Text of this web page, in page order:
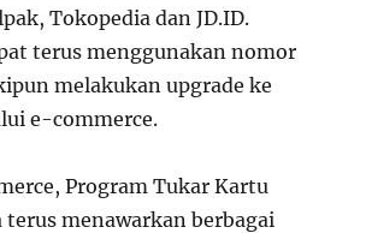
Tokopedia dan JD.ID.
terus menggunakan nomor
melakukan upgrade ke
e-commerce.
Program Tukar Kartu
terus menawarkan berbagai